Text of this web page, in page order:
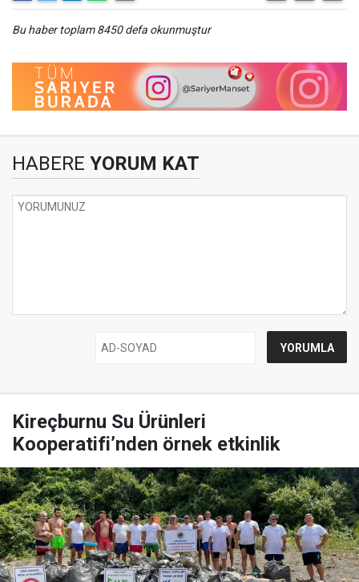
Bu haber toplam 8450 defa okunmuştur
HABERE YORUM KAT
Kireçburnu Su Ürünleri
Kooperatifi’nden örnek etkinlik